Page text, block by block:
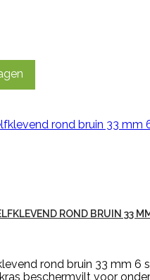
ROND BRUIN 33
rond bruin 33 mm 6
beschermvilt voor